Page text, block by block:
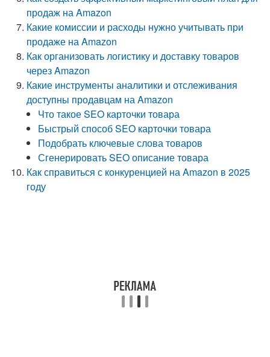
продаж на Amazon
Какие комиссии и расходы нужно учитывать при
продаже на Amazon
Как организовать логистику и доставку товаров
через Amazon
Какие инструменты аналитики и отслеживания
доступны продавцам на Amazon
Что такое SEO карточки товара
Быстрый способ SEO карточки товара
Подобрать ключевые слова товаров
Сгенерировать SEO описание товара
Как справиться с конкуренцией на Amazon в 2025
году